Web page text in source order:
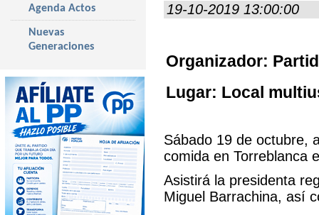
19-10-2019 13:00:00
Organizador:
Lugar: Local
Sábado 19 de octubre,
comida en Torreblanca
Asistirá la presidenta
Miguel Barrachina, así
Agenda Actos
Nuevas
Generaciones